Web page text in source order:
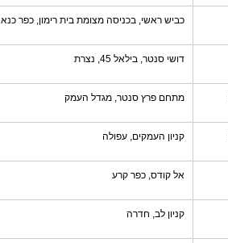
כביש ראשי, בכניסה מצומת בית רימון, כפר כנא
דושי סנטר, בילאל 45, נצרת
מתחם פרץ סנטר, מגדל העמק
קניון העמקים, עפולה
אל קודס, כפר קרע
קניון לב, חדרה